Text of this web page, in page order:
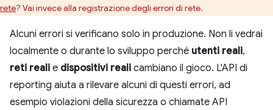
rete? Vai invece alla registrazione degli errori di rete.
Alcuni errori si verificano solo in produzione. Non li vedrai
localmente o durante lo sviluppo perché utenti reali,
reti reali e dispositivi reali cambiano il gioco. L'API di
reporting aiuta a rilevare alcuni di questi errori, ad
esempio violazioni della sicurezza o chiamate API